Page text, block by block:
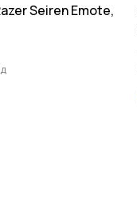
Seiren Emote,